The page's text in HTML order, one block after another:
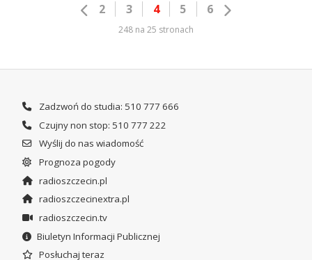
2 3 4 5 6
248 na 25 stronach
Zadzwoń do studia: 510 777 666
Czujny non stop: 510 777 222
Wyślij do nas wiadomość
Prognoza pogody
radioszczecin.pl
radioszczecinextra.pl
radioszczecin.tv
Biuletyn Informacji Publicznej
Posłuchaj teraz